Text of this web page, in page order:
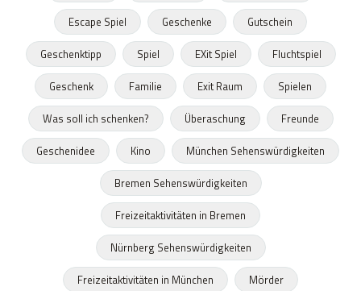
Escape Spiel
Geschenke
Gutschein
Geschenktipp
Spiel EXit Spiel
Fluchtspiel
Geschenk
Familie Exit Raum
Spielen
Was soll ich schenken?
Überaschung
Freunde
Geschenidee
Kino
München Sehenswürdigkeiten
Bremen Sehenswürdigkeiten
Freizeitaktivitäten in Bremen
Nürnberg Sehenswürdigkeiten
Freizeitaktivitäten in München
Mörder